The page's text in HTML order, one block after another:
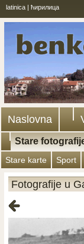
latinica | ћирилица
Naslovna
Stare
Stare karte Sport
Fotografije u